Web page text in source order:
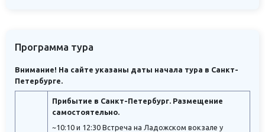
Программа тура
Внимание! На сайте указаны даты начала тура в Санкт-
Петербурге.
Прибытие в Санкт-Петербург. Размещение
самостоятельно.
~10:10 и 12:30 Встреча на Ладожском вокзале у